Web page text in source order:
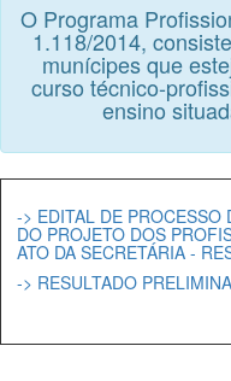
O Programa
1.118/2014,
munícipes que
curso técnico-
ensino
-> EDITAL DE PROCESSO
DO PROJETO DOS
ATO DA SECRETÁRIA -
-> RESULTADO